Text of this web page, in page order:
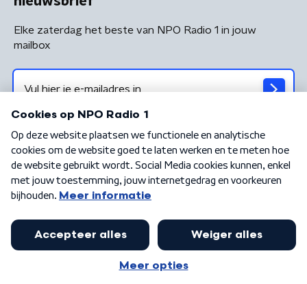
Elke zaterdag het beste van NPO Radio 1 in jouw
mailbox
Algemene voorwaarden